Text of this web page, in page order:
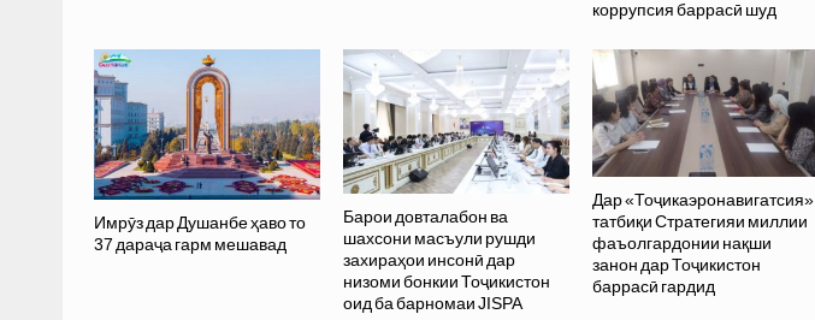
коррупсия баррасӣ шуд
Имрӯз дар Душанбе ҳаво то
37 дараҷа гарм мешавад
Барои довталабон ва
шахсони масъули рушди
захираҳои инсонӣ дар
низоми бонкии Тоҷикистон
оид ба барномаи JISPA
Дар «Тоҷикаэронавигатсия»
татбиқи Стратегияи миллии
фаъолгардонии нақши
занон дар Тоҷикистон
баррасӣ гардид